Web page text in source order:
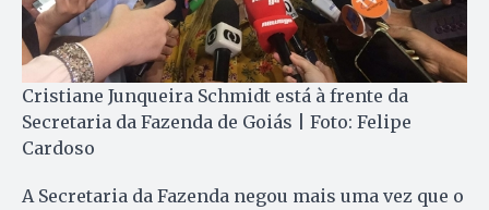
Cristiane Junqueira Schmidt está à frente da
Secretaria da Fazenda de Goiás | Foto: Felipe
Cardoso
A Secretaria da Fazenda negou mais uma vez que o